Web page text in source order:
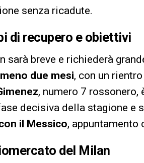
senza ricadute.
di recupero e obiettivi
sarà breve e richiederà
due mesi, con un
, numero 7 rossonero,
decisiva della stagione e
il Messico, appuntamento
del Milan